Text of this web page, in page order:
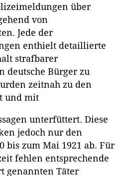
über
von
Jede der
enthielt detaillierte
strafbarer
deutsche Bürger zu
zeitnah zu den
und mit
unterfüttert. Diese
jedoch nur den
bis zum Mai 1921 ab. Für
fehlen entsprechende
genannten Täter